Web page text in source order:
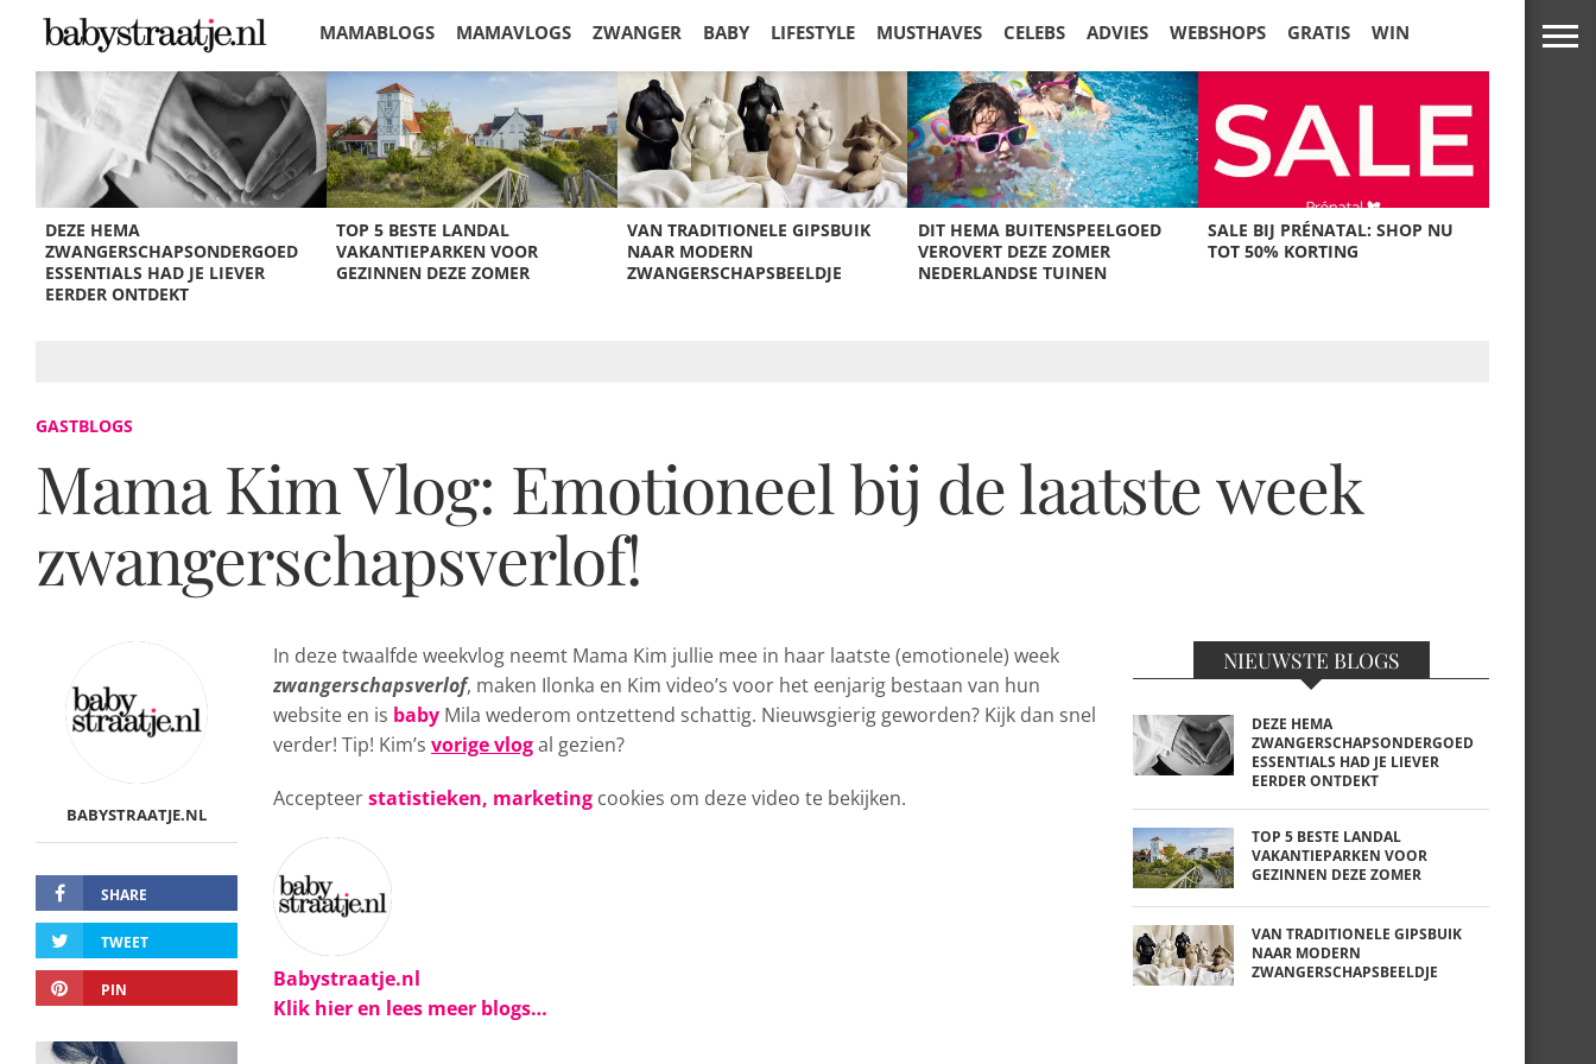
MAMABLOGS MAMAVLOGS ZWANGER BABY LIFESTYLE MUSTHAVES CELEBS ADVIES WEBSHOPS GRATIS WIN
KORTINGEN
DEZE HEMA
ZWANGERSCHAPSONDERGOED
ESSENTIALS HAD JE LIEVER
EERDER ONTDEKT
TOP 5 BESTE LANDAL
VAKANTIEPARKEN VOOR
GEZINNEN DEZE ZOMER
VAN TRADITIONELE GIPSBUIK
NAAR MODERN
ZWANGERSCHAPSBEELDJE
DIT HEMA BUITENSPEELGOED
VEROVERT DEZE ZOMER
NEDERLANDSE TUINEN
SALE BIJ PRÉNATAL: SHOP NU
TOT 50% KORTING
GASTBLOGS
Mama Kim Vlog: Emotioneel bij de laatste week
zwangerschapsverlof!
BABYSTRAATJE.NL
SHARE
TWEET
PIN
In deze twaalfde weekvlog neemt Mama Kim jullie mee in haar laatste (emotionele) week
zwangerschapsverlof, maken Ilonka en Kim video’s voor het eenjarig bestaan van hun
website en is baby Mila wederom ontzettend schattig. Nieuwsgierig geworden? Kijk dan snel
verder! Tip! Kim’s vorige vlogal gezien?
Accepteerstatistieken, marketing cookies om deze video te bekijken.
Babystraatje.nl
Klik hier en lees meer blogs…
NIEUWSTE BLOGS
DEZE HEMA
ZWANGERSCHAPSONDERGOED
ESSENTIALS HAD JE LIEVER
EERDER ONTDEKT
TOP 5 BESTE LANDAL
VAKANTIEPARKEN VOOR
GEZINNEN DEZE ZOMER
VAN TRADITIONELE GIPSBUIK
NAAR MODERN
ZWANGERSCHAPSBEELDJE